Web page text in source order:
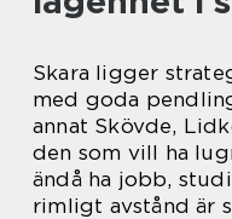
Skara ligger
med goda
annat Skövde,
den som vill ha
ändå ha jobb,
rimligt avstånd är